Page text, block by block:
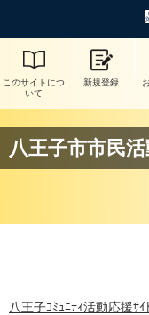
このサイトにつ
いて
新規登録
八王子市市民
八王子ｺﾐｭﾆﾃｨ活動応援